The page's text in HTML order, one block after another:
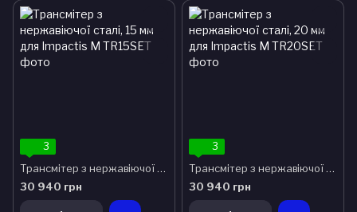
3
Трансмітер з нержавіючої сталі, 15 мм для Impactis M
30 940 грн
3
Трансмітер з нержавіючої сталі, 20 мм для Impactis M
30 940 грн